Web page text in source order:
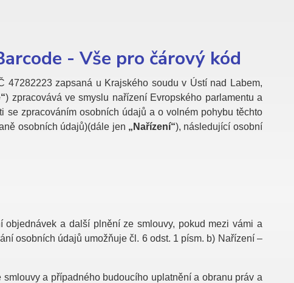
- Vše pro čárový kód
47282223 zapsaná u Krajského soudu v Ústí nad Labem,
) zpracovává ve smyslu nařízení Evropského parlamentu a
se zpracováním osobních údajů a o volném pohybu těchto
osobních údajů)(dále jen „Nařízení“), následující osobní
a další plnění ze smlouvy, pokud mezi vámi a
osobních údajů umožňuje čl. 6 odst. 1 písm. b) Nařízení –
a případného budoucího uplatnění a obranu práv a